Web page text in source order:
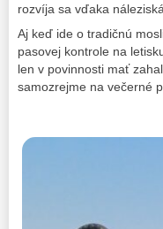
rozvíja sa vďaka
Aj keď ide o tradičnú
pasovej kontrole na
len v povinnosti mať
samozrejme na večerné